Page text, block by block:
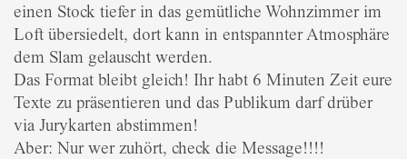
einen Stock tiefer in das gemütliche Wohnzimmer im
Loft übersiedelt, dort kann in entspannter Atmosphäre
dem Slam gelauscht werden.
Das Format bleibt gleich! Ihr habt 6 Minuten Zeit eure
Texte zu präsentieren und das Publikum darf drüber
via Jurykarten abstimmen!
Aber: Nur wer zuhört, check die Message!!!!